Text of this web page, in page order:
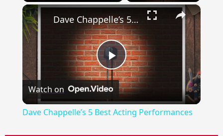
Unmute Fullscreen ×
Play
Video
Dave Chappelle’s 5 Best Acting Performances
Watch on
Dave Chappelle’s 5 Best Acting Performances